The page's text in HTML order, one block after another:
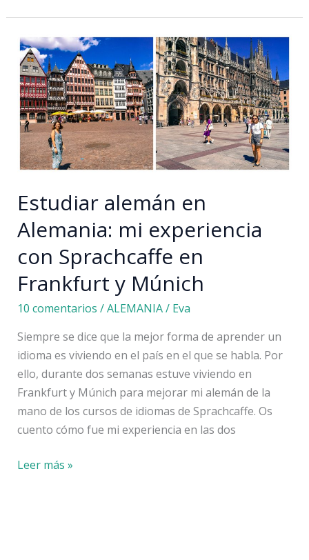
SÍ
merece
la
pena
ir
a
Frankfurt
Estudiar alemán en
Alemania: mi experiencia
con Sprachcaffe en
Frankfurt y Múnich
10 comentarios /ALEMANIA/ Eva
Siempre se dice que la mejor forma de aprender un
idioma es viviendo en el país en el que se habla. Por
ello, durante dos semanas estuve viviendo en
Frankfurt y Múnich para mejorar mi alemán de la
mano de los cursos de idiomas de Sprachcaffe. Os
cuento cómo fue mi experiencia en las dos
Estudiar
Leer más »